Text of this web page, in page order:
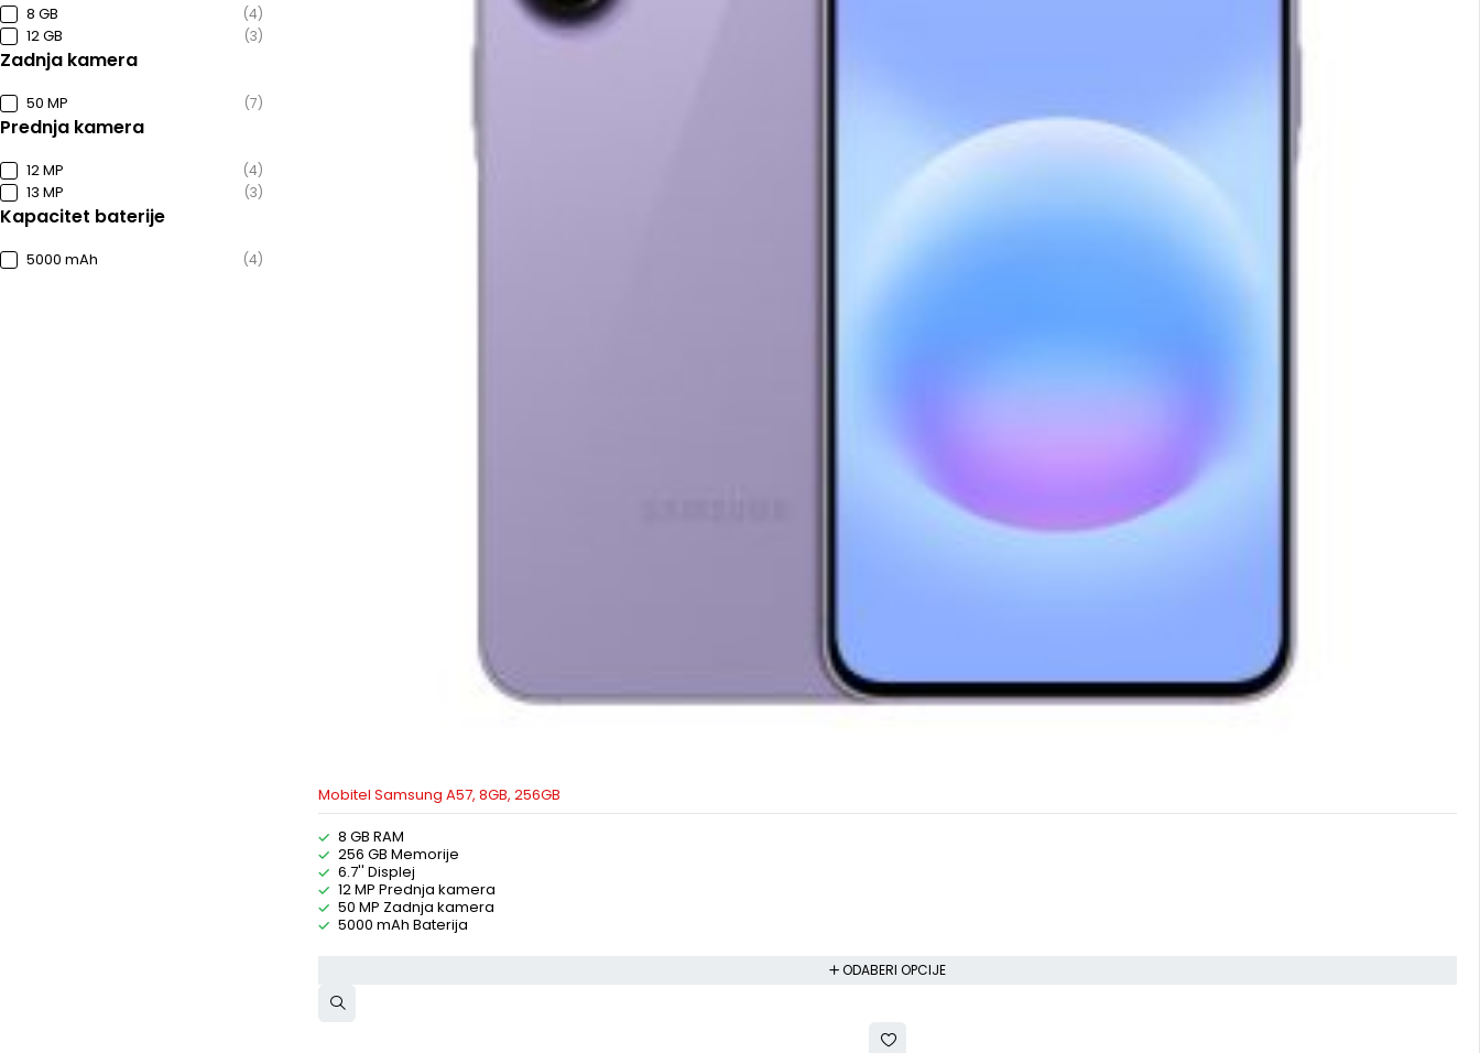
8 GB (4)
12 GB (3)
Zadnja kamera
50 MP (7)
Prednja kamera
12 MP (4)
13 MP (3)
Kapacitet baterije
5000 mAh (4)
Mobitel Samsung A57, 8GB, 256GB
8 GB RAM
256 GB Memorije
6.7'' Displej
12 MP Prednja kamera
50 MP Zadnja kamera
5000 mAh Baterija
ODABERI OPCIJE